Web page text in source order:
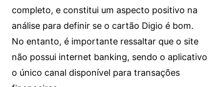
completo, e constitui um aspecto positivo na
análise para definir se o cartão Digio é bom.
No entanto, é importante ressaltar que o site
não possui internet banking, sendo o aplicativo
o único canal disponível para transações